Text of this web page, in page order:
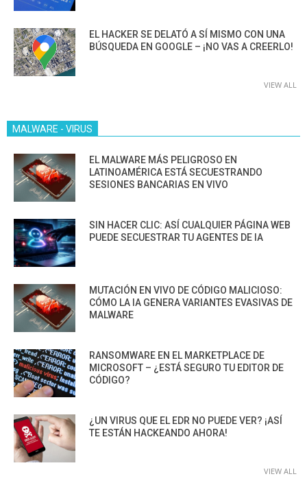
EL HACKER SE DELATÓ A SÍ MISMO CON UNA
BÚSQUEDA EN GOOGLE – ¡NO VAS A CREERLO!
VIEW ALL
MALWARE - VIRUS
EL MALWARE MÁS PELIGROSO EN
LATINOAMÉRICA ESTÁ SECUESTRANDO
SESIONES BANCARIAS EN VIVO
SIN HACER CLIC: ASÍ CUALQUIER PÁGINA WEB
PUEDE SECUESTRAR TU AGENTES DE IA
MUTACIÓN EN VIVO DE CÓDIGO MALICIOSO:
CÓMO LA IA GENERA VARIANTES EVASIVAS DE
MALWARE
RANSOMWARE EN EL MARKETPLACE DE
MICROSOFT – ¿ESTÁ SEGURO TU EDITOR DE
CÓDIGO?
¿UN VIRUS QUE EL EDR NO PUEDE VER? ¡ASÍ
TE ESTÁN HACKEANDO AHORA!
VIEW ALL